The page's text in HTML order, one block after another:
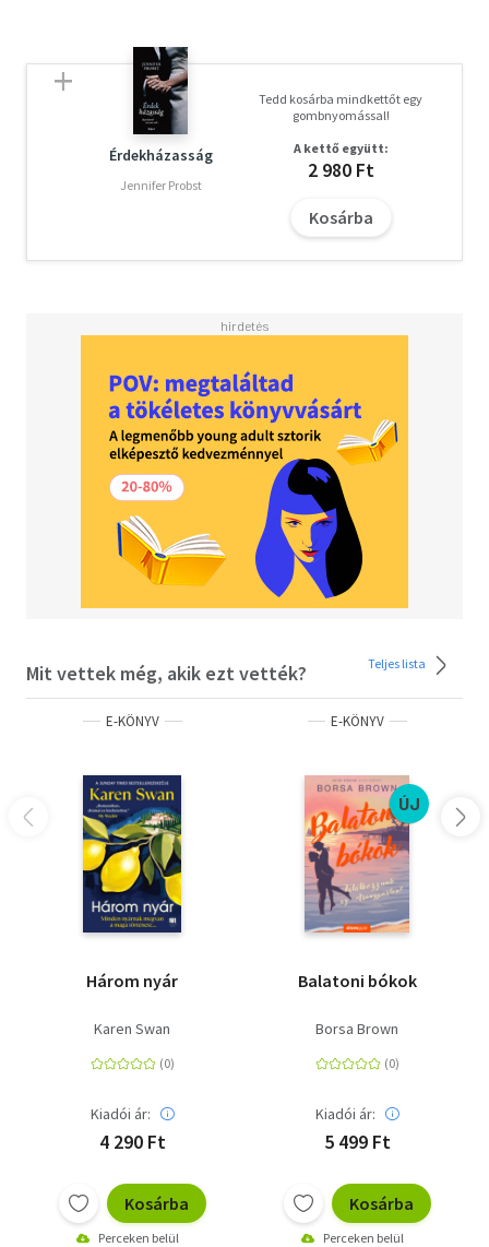
Érdekházasság
Jennifer Probst
Tedd kosárba mindkettőt egy
gombnyomással!
A kettő együtt:
2 980 Ft
Kosárba
Mit vettek még, akik ezt vették? Teljes lista
E-KÖNYV
Három nyár
Karen Swan
Kiadói ár:
4 290 Ft
Kosárba
Perceken belül
E-KÖNYV
ÚJ
Balatoni bókok
Borsa Brown
Kiadói ár:
5 499 Ft
Kosárba
Perceken belül